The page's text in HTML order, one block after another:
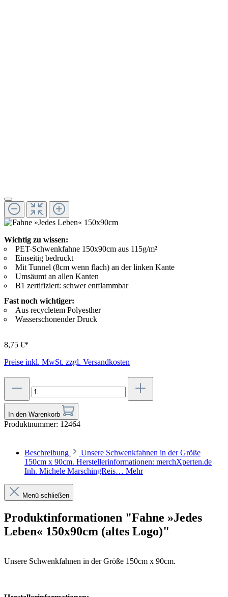
Wichtig zu wissen:
PET-Schwenkfahne 150x90cm aus 115g/m²
Einseitig bedruckt
Mit Tunnel (8cm wenn flach) an der linken Kante
Umsäumt an allen Kanten
B1 zertifiziert: schwer entflammbar
Fast noch wichtiger:
Aus recycletem Polyesther
Wasserschonender Druck
8,75 €*
Preise inkl. MwSt. zzgl. Versandkosten
In den Warenkorb
Produktnummer: 12464
Beschreibung
Unsere Schwenkfahnen in der Größe
150cm x 90cm. Herstellerinformationen: merchXperten.de
Inh. Michele MarschingReis… Mehr
Menü schließen
Produktinformationen "Fahne »Jedes
Leben« 150x90cm (altes Logo)"
Unsere Schwenkfahnen in der Größe 150cm x 90cm.